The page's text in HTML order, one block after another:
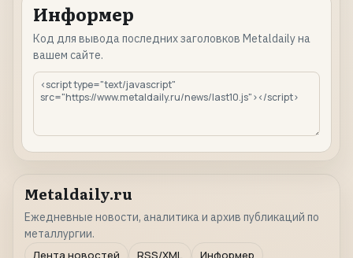
Информер
Код для вывода последних заголовков Metaldaily на
вашем сайте.
Metaldaily.ru
Ежедневные новости, аналитика и архив публикаций по
металлургии.
Лента новостей
RSS/XML Информер